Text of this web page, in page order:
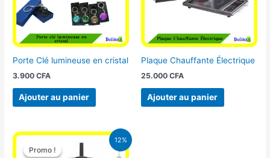
Porte Clé lumineuse en cristal
3.900CFA
Ajouter au panier
Plaque Chauffante Électrique
25.000 CFA
Ajouter au panier
12%
Promo !
Promo !
Le
prix
initial
Le
prix
actuel